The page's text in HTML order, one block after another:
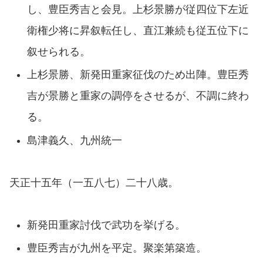
し、豊臣秀吉と会見。上杉景勝が従四位下左近
衛権少将に昇叙転任し、直江兼続も従五位下に
叙せられる。
上杉景勝、新発田重家征伐のため出陣。豊臣秀
吉が景勝と重家の調停をさせるが、不調に終わ
る。
島津義久、九州統一
天正十五年（一五八七）二十八歳。
新発田重家討伐で武功を挙げる。
豊臣秀吉が九州を平定。聚楽第築造。